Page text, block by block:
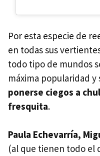
Por esta especie de
en todas sus
todo tipo de mundos
máxima popularidad y
ponerse ciegos a
fresquita.
Paula Echevarría,
(al que tienen todo el